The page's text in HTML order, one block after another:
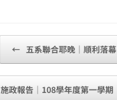
← 五系聯合耶晚｜順利落幕
施政報告｜108學年度第一學期